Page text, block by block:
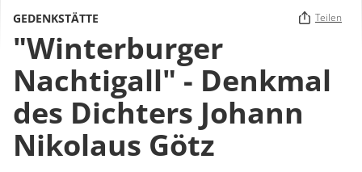
GEDENKSTÄTTE Teilen
"Winterburger
Nachtigall" - Denkmal
des Dichters Johann
Nikolaus Götz